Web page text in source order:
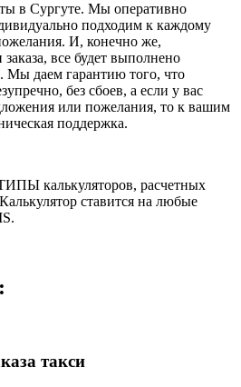
в Сургуте. Мы оперативно
подходим к каждому
И, конечно же,
все будет выполнено
Мы даем гарантию того, что
без сбоев, а если у вас
или пожелания, то к вашим
поддержка.
калькуляторов, расчетных
ставится на любые
такси